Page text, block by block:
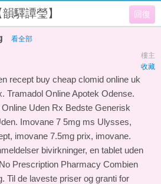
回復
韻驛譚瑩】
看全部
樓主
收藏
recept buy cheap clomid online uk
Tramadol Online Apotek Odense.
Uden Rx Bedste Generisk
Imovane 7 5mg ms Ulysses,
imovane 7.5mg prix, imovane.
bivirkninger, en tablet uden
Prescription Pharmacy Combien
Til de laveste priser og granti for